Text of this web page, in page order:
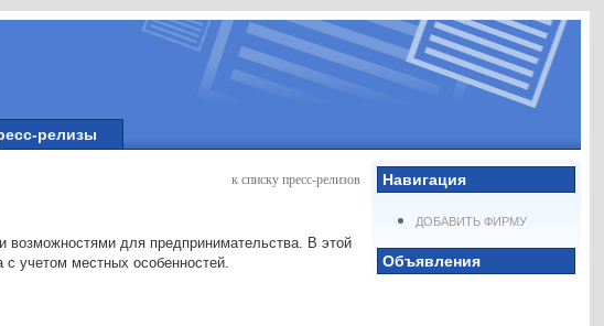
релизы
Навигация
ДОБАВИТЬ ФИРМУ
Объявления
к списку пресс-релизов
возможностями для предпринимательства. В этой
с учетом местных особенностей.